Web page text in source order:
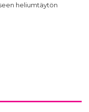
heliumtäytön